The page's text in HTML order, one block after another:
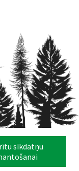
sīkdatņu